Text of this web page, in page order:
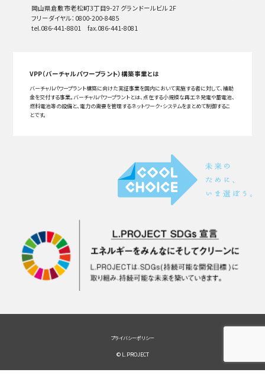
岡山県倉敷市老松町3丁目9-27 グランドールビル 2F
フリーダイヤル：0800-200-8485
tel.086-441-8801 fax.086-441-8081
VPP（バーチャルパワープラント）構築事業とは
バーチャルパワープラント構築に向けた実証事業を国内において実施する者に対して、補助
金を交付する事業。バーチャルパワープラントとは、点在する小規模な再エネ発電や蓄電池、
燃料電池等の設備と、電力の需要を管理するネットワーク・システムをまとめて制御するこ
とです。
プライバシーポリシー
© L.PROJECT